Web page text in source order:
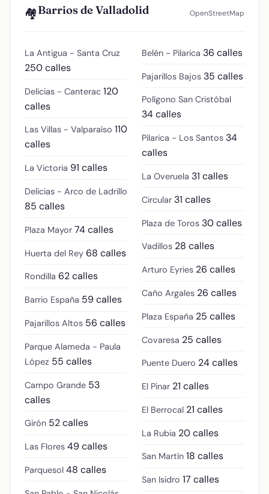
🏘️Barrios de Valladolid OpenStreetMap
La Antigua - Santa Cruz
250 calles
Delicias - Canterac 120
calles
Las Villas - Valparaíso 110
calles
La Victoria 91 calles
Delicias - Arco de Ladrillo
85 calles
Plaza Mayor 74 calles
Huerta del Rey 68 calles
Rondilla 62 calles
Barrio España 59 calles
Pajarillos Altos 56 calles
Parque Alameda - Paula
López 55 calles
Campo Grande 53
calles
Girón 52 calles
Las Flores 49 calles
Parquesol 48 calles
Belén - Pilarica 36 calles
Pajarillos Bajos 35 calles
Polígono San Cristóbal
34 calles
Pilarica - Los Santos 34
calles
La Overuela 31 calles
Circular 31 calles
Plaza de Toros 30 calles
Vadillos 28 calles
Arturo Eyries 26 calles
Caño Argales 26 calles
Plaza España 25 calles
Covaresa 25 calles
Puente Duero 24 calles
El Pinar 21 calles
El Berrocal 21 calles
La Rubia 20 calles
San Martín 18 calles
San Isidro 17 calles